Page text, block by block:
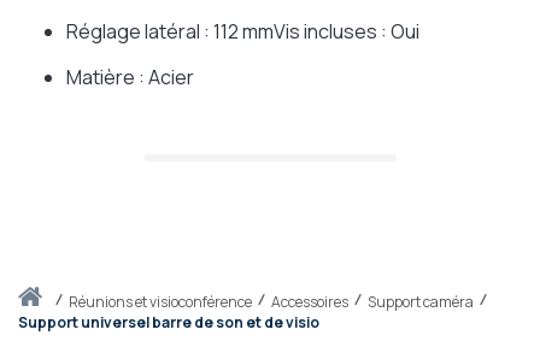
Accueilréunions et visioconférence Accessoires
Support caméra
Support universel barre de son et de visio
Réglage latéral : 112 mmVis incluses : Oui
Matière : Acier